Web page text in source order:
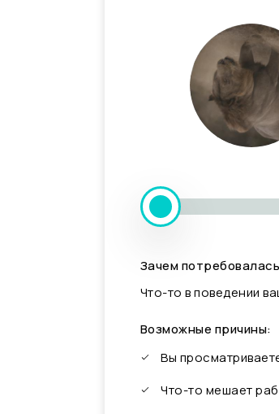
Зачем
Что-то в поведении
Возможные причины:
Вы
Что-то мешает